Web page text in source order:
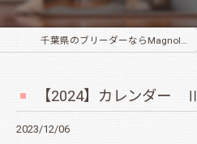
千葉県のブリーダーならMagnolia Dog Site
【2024】カレンダー Ⅱ
2023/12/06